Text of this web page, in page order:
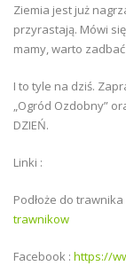
Ziemia jest już
przyrastają. Mówi
mamy, warto
I to tyle na dziś.
„Ogród Ozdobny”
DZIEŃ.
Linki :
Podłoże do trawnika
trawnikow
Facebook : https://